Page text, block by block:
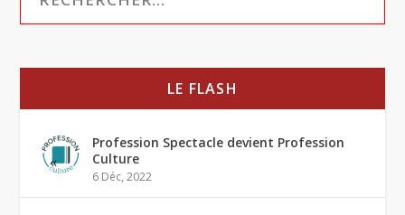
LE FLASH
Profession Spectacle devient Profession
Culture
6 Déc, 2022